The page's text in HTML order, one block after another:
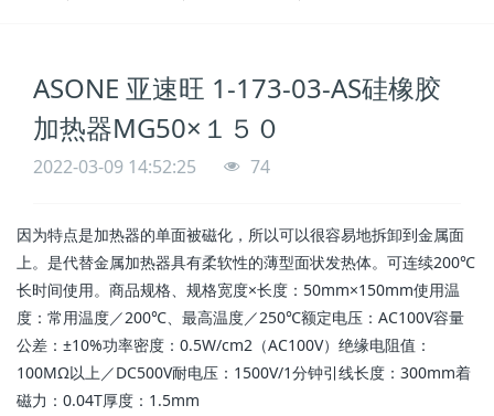
ASONE 亚速旺 1-173-03-AS硅橡胶
加热器MG50×１５０
2022-03-09 14:52:25 74
因为特点是加热器的单面被磁化，所以可以很容易地拆卸到金属面
上。是代替金属加热器具有柔软性的薄型面状发热体。可连续200℃
长时间使用。商品规格、规格宽度×长度：50mm×150mm使用温
度：常用温度／200℃、最高温度／250℃额定电压：AC100V容量
公差：±10%功率密度：0.5W/cm2（AC100V）绝缘电阻值：
100MΩ以上／DC500V耐电压：1500V/1分钟引线长度：300mm着
磁力：0.04T厚度：1.5mm